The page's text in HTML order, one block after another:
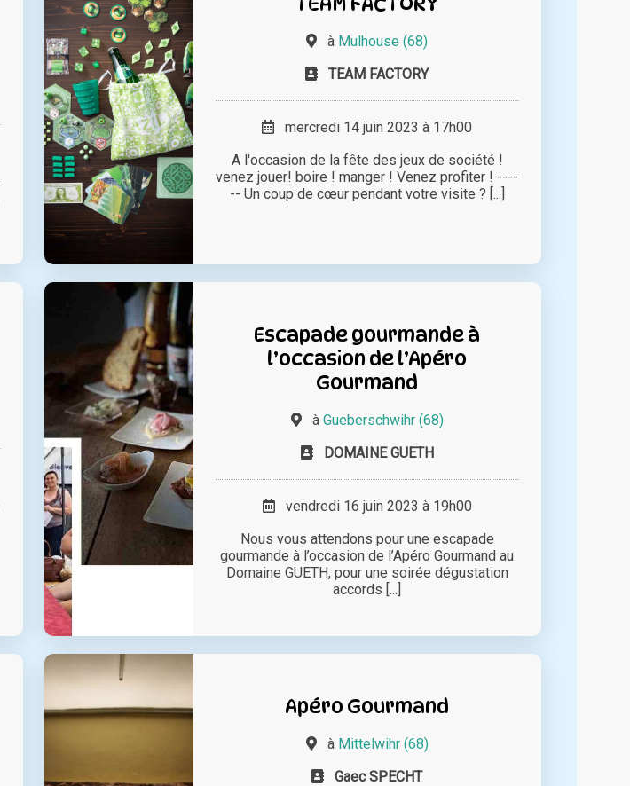
à Mulhouse (68)
TEAM FACTORY
mercredi 14 juin 2023 à 17h00
A l'occasion de la fête des jeux de société !
venez jouer! boire ! manger ! Venez profiter ! ----
-- Un coup de cœur pendant votre visite ? [...]
Escapade gourmande à
l’occasion de l’Apéro
Gourmand
à Gueberschwihr (68)
DOMAINE GUETH
vendredi 16 juin 2023 à 19h00
Nous vous attendons pour une escapade
gourmande à l’occasion de l’Apéro Gourmand au
Domaine GUETH, pour une soirée dégustation
accords [...]
Apéro Gourmand
à Mittelwihr (68)
Gaec SPECHT